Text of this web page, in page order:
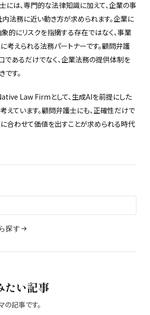
には、専門的な法律知識に加えて、企業の事
内法務に近い動き方が求められます。企業に
象的にリスクを指摘する存在ではなく、事業
考えられる法務パートナーです。顧問弁護
であるだけでなく、企業法務の提供体制を
す。
Law Firmとして、生成AIを前提にした
えています。顧問弁護士にも、正確性だけで
に合わせて価値を出すことが求められる時代
探す
たい記事
記事です。